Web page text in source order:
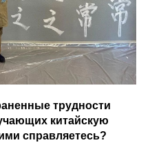
трудности
китайскую
справляетесь?